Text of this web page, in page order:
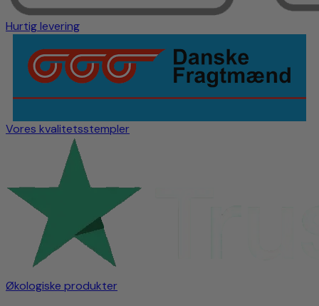
Hurtig levering
Vores kvalitetsstempler
Økologiske produkter